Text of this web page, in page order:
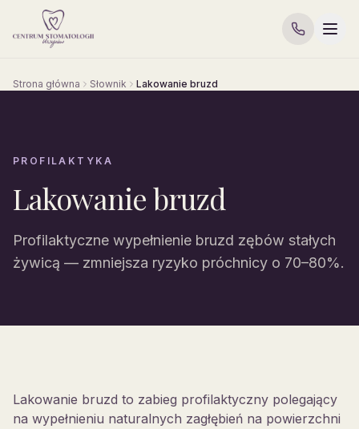
Strona główna Słownik Lakowanie bruzd
PROFILAKTYKA
Lakowanie bruzd
Profilaktyczne wypełnienie bruzd zębów stałych
żywicą — zmniejsza ryzyko próchnicy o 70–80%.
Lakowanie bruzd to zabieg profilaktyczny polegający
na wypełnieniu naturalnych zagłębień na powierzchni